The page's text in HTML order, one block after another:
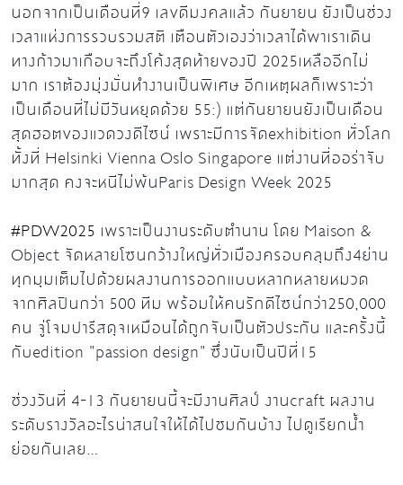
นอกจากเป็นเดือนที่9 เลขดีมงคลแล้ว กันยายน ยังเป็นช่วง
เวลาแห่งการรวบรวมสติ เตือนตัวเองว่าเวลาได้พาเราเดิน
ทางก้าวมาเกือบจะถึงโค้งสุดท้ายของปี 2025เหลืออีกไม่
มาก เราต้องมุ่่งมั่นทำงานเป็นพิเศษ อีกเหตุผลก็เพราะว่า
เป็นเดือนที่ไม่มีวันหยุดด้วย 55:) แต่กันยายนยังเป็นเดือน
สุดฮอตของแวดวงดีไซน์ เพราะมีการจัดexhibition ทั่วโลก
ทั้งที่ Helsinki Vienna Oslo Singapore แต่งานที่ออร่าจับ
มากสุด คงจะหนีไม่พ้นParis Design Week 2025
#PDW2025 เพราะเป็นงานระดับตำนาน โดย Maison &
Object จัดหลายโซนกว้างใหญ่ทั่วเมืองครอบคลุมถึง4ย่าน
ทุกมุมเต็มไปด้วยผลงานการออกแบบหลากหลายหมวด
จากศิลปินกว่า 500 ทีม พร้อมให้คนรักดีไซน์กว่า250,000
คน จู่โจมปารีสดุจเหมือนได้ถูกจับเป็นตัวประกัน และครั้งนี้
กับedition "passion design" ซึ่งนับเป็นปีที่15
ช่วงวันที่ 4-13 กันยายนนี้จะมีงานศิลป์ งานcraft ผลงาน
ระดับรางวัลอะไรน่าสนใจให้ได้ไปชมกันบ้าง ไปดูเรียกน้ำ
ย่อยกันเลย...